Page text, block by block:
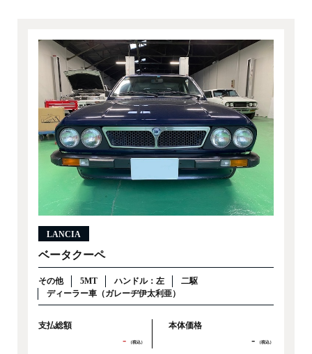
LANCIA
ベータクーペ
その他 5MT ハンドル：左
二駆
ディーラー車（ガレーヂ伊太利亜）
支払総額
- （税込）
本体価格
- （税込）